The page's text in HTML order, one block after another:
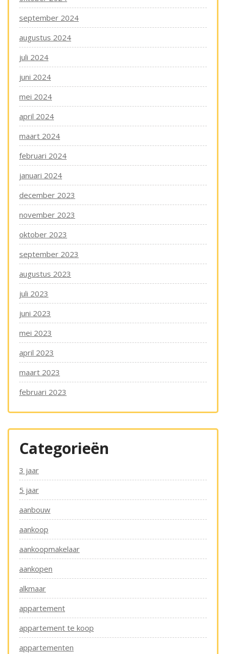
september 2024
augustus 2024
juli 2024
juni 2024
mei 2024
april 2024
maart 2024
februari 2024
januari 2024
december 2023
november 2023
oktober 2023
september 2023
augustus 2023
juli 2023
juni 2023
mei 2023
april 2023
maart 2023
februari 2023
Categorieën
3 jaar
5 jaar
aanbouw
aankoop
aankoopmakelaar
aankopen
alkmaar
appartement
appartement te koop
appartementen